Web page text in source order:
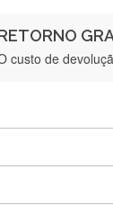
custo de